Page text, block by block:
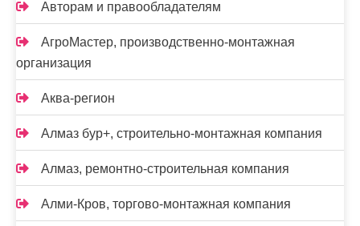
Авторам и правообладателям
АгроМастер, производственно-монтажная
организация
Аква-регион
Алмаз бур+, строительно-монтажная компания
Алмаз, ремонтно-строительная компания
Алми-Кров, торгово-монтажная компания